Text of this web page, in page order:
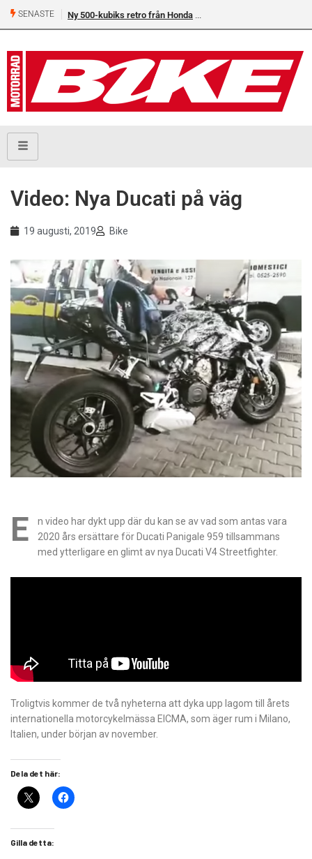
SENASTE Ny 500-kubiks retro från Honda
Video: Nya Ducati på väg
19 augusti, 2019 Bike
E
n video har dykt upp där du kan se av vad som antas vara
2020 års ersättare för Ducati Panigale 959 tillsammans
med ytterligare en glimt av nya Ducati V4 Streetfighter.
Troligtvis kommer de två nyheterna att dyka upp lagom till årets
internationella motorcykelmässa EICMA, som äger rum i Milano,
Italien, under början av november.
Dela det här:
Gilla detta: